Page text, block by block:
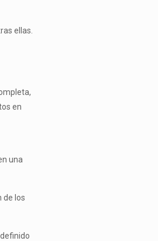
ellas.
en
una
de los